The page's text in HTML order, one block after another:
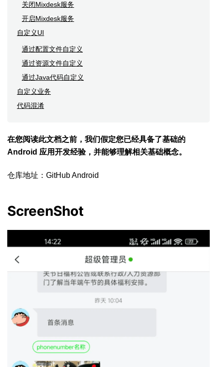
关闭Mixdesk服务
开启Mixdesk服务
自定义UI
通过配置文件自定义
通过资源文件自定义
通过Java代码自定义
自定义业务
代码混淆
在您阅读此文档之前，我们假定您已经具备了基础的
Android 应用开发经验，并能够理解相关基础概念。
仓库地址： GitHub Android
ScreenShot